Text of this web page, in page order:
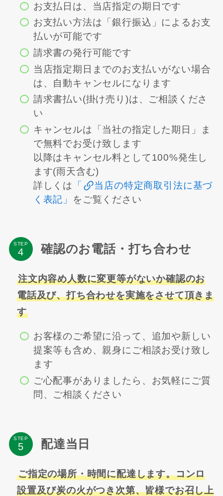
お支払日は、当店指定の期日です
お支払い方法は「銀行振込」によるお支
払いが可能です
請求書の発行可能です
当店指定期日までのお支払いがない場合
は、自動キャンセルになります
請求書払い(掛け売り)は、ご相談くださ
い
キャンセルは「当社の指定した期日」ま
で無料でお受け致します
以降はキャンセル料として100%発生し
ます(雨天含む)
詳しくは
「
当店の特定商取引法に基づ
く表記」 をご覧ください
STEP 確認のお電話・打ち合わせ
注文内容め人数に変更等がないか確認のお
電話及び、打ち合わせを実施をさせて頂きま
す
お客様のご希望に沿って、追加や新しい
提案等も含め、親身にご相談お受け致し
ます
ご心配事がありましたら、お気軽にご質
問、ご相談ください
STEP 配達当日
ご指定の場所・時間に配達します。コンロ
設置及び炭の火がつき次第、皆様でお召し上